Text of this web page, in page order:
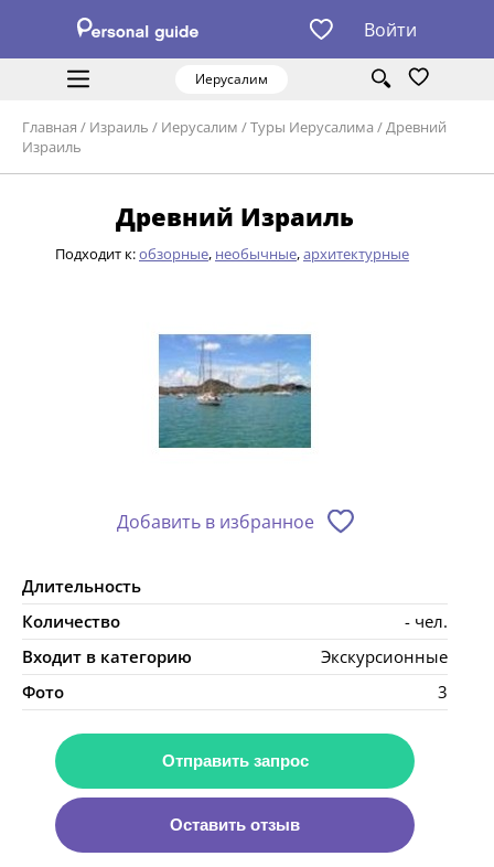
Войти
Иерусалим
Главная / Израиль / Иерусалим /Туры Иерусалима /Древний
Израиль
Древний Израиль
Подходит к:обзорные, необычные,архитектурные
Добавить в избранное
Длительность
Количество
- чел.
Входит в категорию
Экскурсионные
Фото
3
Отправить запрос
Оставить отзыв